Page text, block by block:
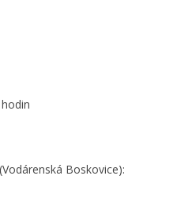
(Vodárenská Boskovice):